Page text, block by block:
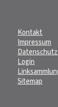
Kontakt
Impressum
Login
Sitemap